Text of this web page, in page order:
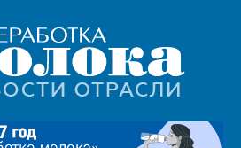
Переработка
молока
|
Новости